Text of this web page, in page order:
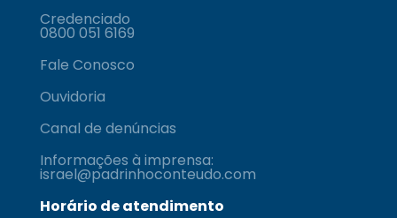
Credenciado
0800 051 6169
Fale Conosco
Ouvidoria
Canal de denúncias
Informações à imprensa:
israel@padrinhoconteudo.com
Horário de atendimento